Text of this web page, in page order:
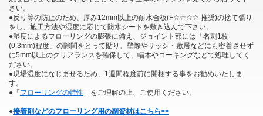
さい。
●反り等の防止のため、厚み12mm以上の耐水合板(F☆☆☆☆ 推奨)の捨て張り
をし、施工方法や湿度に応じて防水シートを敷き込んで下さい。
●湿度によるフローリングの膨張に備え、ジョイント部には「名刺1枚
(0.3mm)程度」の隙間をとって貼り、壁際やサッシ・敷居などにも密着させず
に5mm以上のクリアランスを確保して、幅木やコーキングなどで処理してく
ださい。
●現場湿度になじませるため、1週間程度前に開梱する事をお勧めいたしま
す。
●「 フローリングの特性 」をご理解の上、ご使用ください。
●接着剤などのフローリング用の副資材はこちら>>